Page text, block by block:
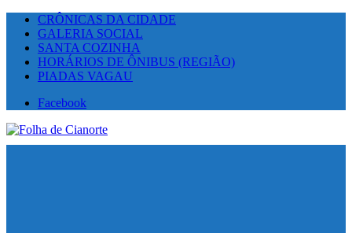
CRÔNICAS DA CIDADE
GALERIA SOCIAL
SANTA COZINHA
HORÁRIOS DE ÔNIBUS (REGIÃO)
PIADAS VAGAU
Facebook